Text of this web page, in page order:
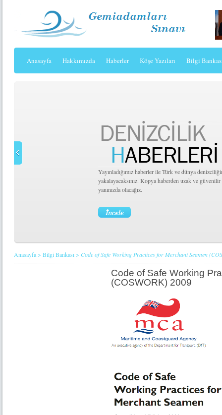
Anasayfa Hakkımızda Haberler Köşe Yazıları Bilgi
Yayınladığımız haberler ile Türk ve dünya denizciliğinin nabzını tutacak,
yakalayacaksınız. Kopya haberden uzak ve güvenilir haber sunmak için
Anasayfa> Bilgi Bankası> Code of Safe Working Practices for Merchant Seamen
Code of Safe Working
(COSWORK) 2009